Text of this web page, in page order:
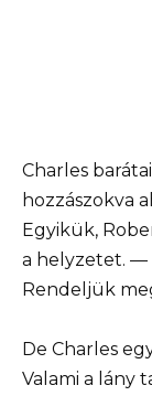
Charles
hozzászokva
Egyikük,
a helyzetet. —
Rendeljük
De Charles
Valami a lány